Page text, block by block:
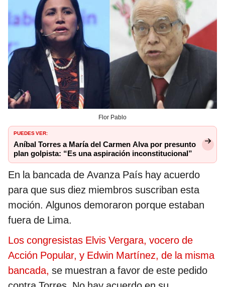
Flor Pablo
PUEDES VER:
Aníbal Torres a María del Carmen Alva por presunto
plan golpista: “Es una aspiración inconstitucional”
En la bancada de Avanza País hay acuerdo
para que sus diez miembros suscriban esta
moción. Algunos demoraron porque estaban
fuera de Lima.
Los congresistas Elvis Vergara, vocero de
Acción Popular, y Edwin Martínez, de la misma
bancada, se muestran a favor de este pedido